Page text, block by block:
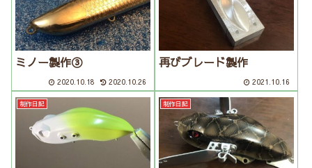
ミノー製作③
2020.10.18 2020.10.26
再びブレード製作
2021.10.16
制作日記 制作日記